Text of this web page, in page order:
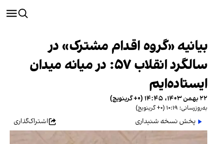
بیانیه «گروه اقدام مشترک» در
سالگرد انقلاب ۵۷: در میانه میدان
ایستاده‌ایم
۲۲ بهمن ۱۴۰۳، ۱۴:۴۵ (‎+۰ گرینویچ)
به‌روزرسانی: ۱۰:۱۹ (‎+۰ گرینویچ)
پخش نسخه شنیداری اشتراک‌گذاری